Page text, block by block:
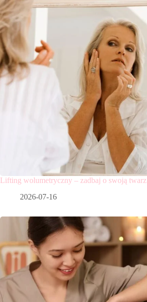
Lifting wolumetryczny – zadbaj o swoją twarz
2026-07-16